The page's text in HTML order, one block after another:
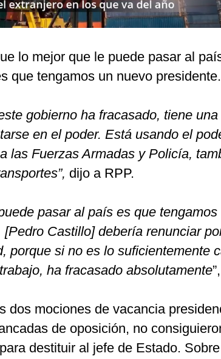
lo mejor que le puede pasar al
que tengamos un nuevo presidente.
gobierno ha fracasado, tiene
en el poder. Está usando el
las Fuerzas Armadas y Policía,
dijo a RPP.
pasar al país es que tengamos
Castillo] debería renunciar
porque si no es lo suficientemente
ha fracasado absolutamente
dos mociones de vacancia
de oposición, no
destituir al jefe de Estado.